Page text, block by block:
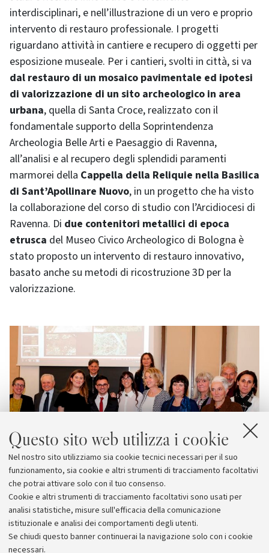
Questo sito web utilizza i cookie
Nel nostro sito utilizziamo sia cookie tecnici necessari per il suo
funzionamento, sia cookie e altri strumenti di tracciamento facoltativi
che potrai attivare solo con il tuo consenso.
Cookie e altri strumenti di tracciamento facoltativi sono usati per
analisi statistiche, misure sull'efficacia della comunicazione
istituzionale e analisi dei comportamenti degli utenti.
Se chiudi questo banner continuerai la navigazione solo con i cookie
necessari.
interdisciplinari, e nell’illustrazione di un vero e proprio
intervento di restauro professionale. I progetti
riguardano attività in cantiere e recupero di oggetti per
esposizione museale. Per i cantieri, svolti in città, si va
dal restauro di un mosaico pavimentale ed ipotesi
di valorizzazione di un sito archeologico in area
urbana, quella di Santa Croce, realizzato con il
fondamentale supporto della Soprintendenza
Archeologia Belle Arti e Paesaggio di Ravenna,
all’analisi e al recupero degli splendidi paramenti
marmorei della Cappella della Reliquie nella Basilica
di Sant’Apollinare Nuovo, in un progetto che ha visto
la collaborazione del corso di studio con l’Arcidiocesi di
Ravenna. Di due contenitori metallici di epoca
etrusca del Museo Civico Archeologico di Bologna è
stato proposto un intervento di restauro innovativo,
basato anche su metodi di ricostruzione 3D per la
valorizzazione.